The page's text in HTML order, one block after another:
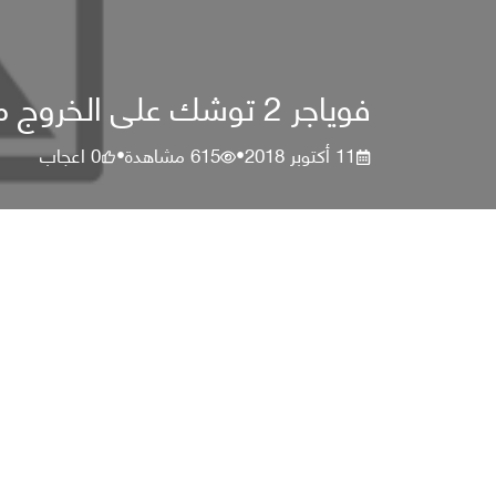
فوياجر 2 توشك على الخروج من النظام الشمسي للسفر بين النجوم
11 أكتوبر 2018 •
615مشاهدة•
0اعجاب